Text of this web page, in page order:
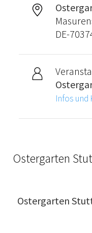
DE-
Infos und
Ostergarten
Ostergarten